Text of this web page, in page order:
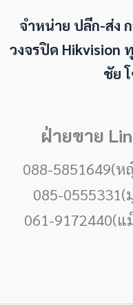
จำหน่าย ปลีก-ส่ง
วงจรปิด Hikvision
ชัย
ฝ่ายขาย
088-5851649(ห
085-0555331(
061-9172440(แ